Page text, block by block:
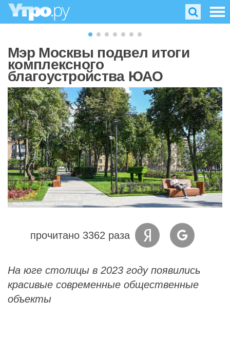
Мэр Москвы подвел итоги
комплексного
благоустройства ЮАО
Фото: Телеграм-канал С.Собянина
прочитано 3362 раза
На юге столицы в 2023 году появились
красивые современные общественные
объекты